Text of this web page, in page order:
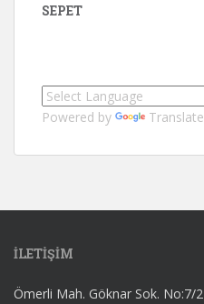
SEPET
Powered by Translate
İLETİŞİM
Ömerli Mah. Göknar Sok. No:7/2